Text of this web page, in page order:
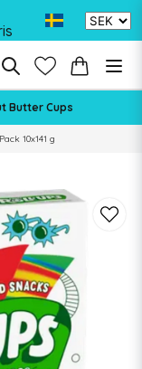
Butter Cups
10x141 g